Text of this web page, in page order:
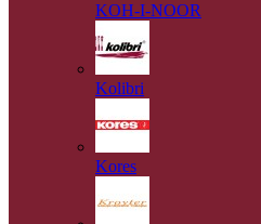
KOH-I-NOOR
Kolibri
Kores